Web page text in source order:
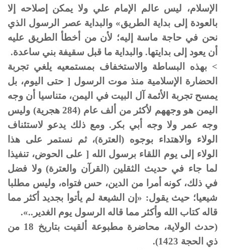
الإسلام، ليس عالم الإمام علي ولا يمكن إصلاحه إلا
بالعودة إلى بداية الطريق» والبداية عصر الرسول الذي
نحن في حاجة ماسة إليه؛ لأن من أخطأ الطريق عليه
أن يعود إلى بدايتها. والبداية ما قبل سقيفة بني ساعدة.
> بهذه البساطة والاستخفاف بمستمعيه يلغي تجربة
الحضارة الإسلامية منذ موت الرسول [ حتى اليوم، بل
يمسح تجربة الأئمة آل البيت في اليمن، متناسيا أن وجه
اليمن هو وجههم لأكثر من ألف عام (284 هجرية) وليس
وجه عمر ولا وجه أبي بكر. ومع ذلك يدعو لاستئناف
الولاء والاهتداء بوجوه (العترة)، ثم نستمر على هذا
الولاء إلى يوم اللقاء برسول الله [ على الحوض، تنفيذا
لما جاء في حديث الثقلين (القرآن والعترة) ولا فضل
في ذلك، كونه أمرا من الدين، حس فتواه، وليس مطلبا
شيعيا؛ حيث يقول: «إن الشيعة لم يأتوا بجديد أكثر مما
قاله كتاب الله وأكثر مما قاله الرسول يوم الغدير..».
(حدث الولاية، محاضرة مطبوعة ألقيت بتاريخ 18 من
ذي الحجة 1423).